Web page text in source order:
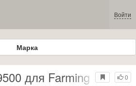
Войти
Марка
0
для Farming